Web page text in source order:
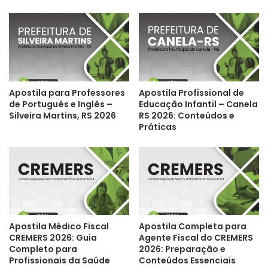
Apostila para Professores
de Português e Inglês –
Silveira Martins, RS 2026
Apostila Profissional de
Educação Infantil – Canela
RS 2026: Conteúdos e
Práticas
Apostila Médico Fiscal
CREMERS 2026: Guia
Completo para
Profissionais da Saúde
Apostila Completa para
Agente Fiscal do CREMERS
2026: Preparação e
Conteúdos Essenciais